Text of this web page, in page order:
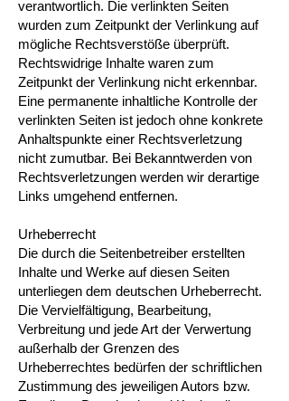
verantwortlich. Die verlinkten Seiten
wurden zum Zeitpunkt der Verlinkung auf
mögliche Rechtsverstöße überprüft.
Rechtswidrige Inhalte waren zum
Zeitpunkt der Verlinkung nicht erkennbar.
Eine permanente inhaltliche Kontrolle der
verlinkten Seiten ist jedoch ohne konkrete
Anhaltspunkte einer Rechtsverletzung
nicht zumutbar. Bei Bekanntwerden von
Rechtsverletzungen werden wir derartige
Links umgehend entfernen.
Urheberrecht
Die durch die Seitenbetreiber erstellten
Inhalte und Werke auf diesen Seiten
unterliegen dem deutschen Urheberrecht.
Die Vervielfältigung, Bearbeitung,
Verbreitung und jede Art der Verwertung
außerhalb der Grenzen des
Urheberrechtes bedürfen der schriftlichen
Zustimmung des jeweiligen Autors bzw.